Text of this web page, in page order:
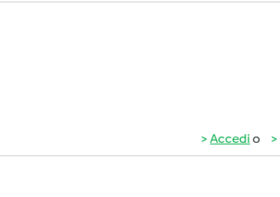
Accedi o